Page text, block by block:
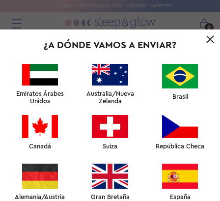
GRAN ANIVERSARIO! -10% . CÓDIGO 'HAPPY10'
0
BELLEZA
¿A DÓNDE VAMOS A ENVIAR?
Emiratos Árabes
Unidos
Australia/Nueva
Zelanda
Brasil
Canadá Suiza República Checa
Alemania/Austria Gran Bretaña España